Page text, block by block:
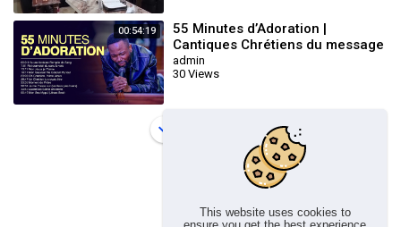
This website uses cookies to
00:54:19
55 Minutes d’Adoration |
Cantiques Chrétiens du message
– Adoration 2026 Cantiques pour
La prière
admin
30 Views